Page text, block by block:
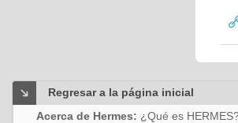
Regresar a la página inicial
Acerca de Hermes: ¿Qué es